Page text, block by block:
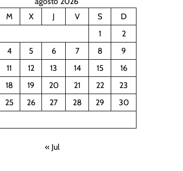
M X J V S
D
1
2
4 5 6 7 8
9
11 12 13 14 15
16
18 19 20 21 22
23
25 26 27 28 29
30
« Jul